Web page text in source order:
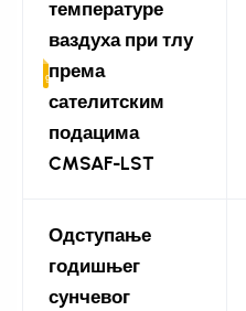
температуре
ваздуха при тлу
према
сателитским
подацима
CMSAF-LST
Одступање
годишњег
сунчевог